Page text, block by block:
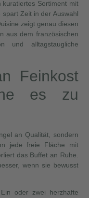
kuratiertes Sortiment mit
Zeit in der Auswahl
zeigt genau diesen
aus dem französischen
und alltagstaugliche
Feinkost
es zu
an Qualität, sondern
jede freie Fläche mit
das Buffet an Ruhe.
wenn sie bewusst
oder zwei herzhafte